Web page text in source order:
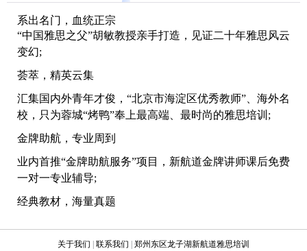
系出名门，血统正宗
“中国雅思之父”胡敏教授亲手打造，见证二十年雅思风云
变幻;
荟萃，精英云集
汇集国内外青年才俊，“北京市海淀区优秀教师”、海外名
校，只为蓉城“烤鸭”奉上最高端、最时尚的雅思培训;
金牌助航，专业周到
业内首推“金牌助航服务”项目，新航道金牌讲师课后免费
一对一专业辅导;
经典教材，海量真题
敏第五代雅思培训教材”。
关于我们 联系我们 郑州东区龙子湖新航道雅思培训